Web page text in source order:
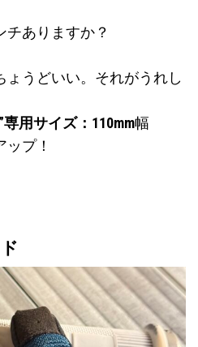
ありますか？
ょうどいい。それがうれし
用サイズ：110mm幅
プ！